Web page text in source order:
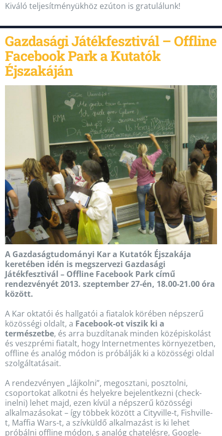
Kiváló teljesítményükhöz ezúton is gratulálunk!
Gazdasági Játékfesztivál – Offline
Facebook Park a Kutatók
Éjszakáján
A Gazdaságtudományi Kar a Kutatók Éjszakája
keretében idén is megszervezi Gazdasági
Játékfesztivál – Offline Facebook Park című
rendezvényét 2013. szeptember 27-én, 18.00-21.00 óra
között.
A Kar oktatói és hallgatói a fiatalok körében népszerű
közösségi oldalt, a Facebook-ot viszik ki a
természetbe, és arra buzdítanak minden középiskolást
és veszprémi fiatalt, hogy Internetmentes környezetben,
offline és analóg módon is próbálják ki a közösségi oldal
szolgáltatásait.
A rendezvényen „lájkolni”, megosztani, posztolni,
csoportokat alkotni és helyekre bejelentkezni (check-
inelni) lehet majd, ezen kívül a népszerű közösségi
alkalmazásokat – így többek között a Cityville-t, Fishville-
t, Maffia Wars-t, a szívküldő alkalmazást is ki lehet
próbálni offline módon, s analóg chatelésre, Google-